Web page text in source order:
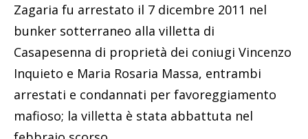
Zagaria fu arrestato il 7 dicembre 2011 nel
bunker sotterraneo alla villetta di
Casapesenna di proprietà dei coniugi Vincenzo
Inquieto e Maria Rosaria Massa, entrambi
arrestati e condannati per favoreggiamento
mafioso; la villetta è stata abbattuta nel